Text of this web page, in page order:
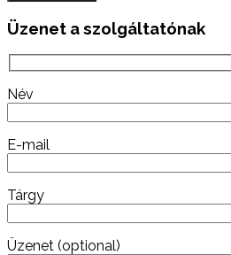
Üzenet a szolgáltatónak
Név
E-mail
Tárgy
Üzenet (optional)